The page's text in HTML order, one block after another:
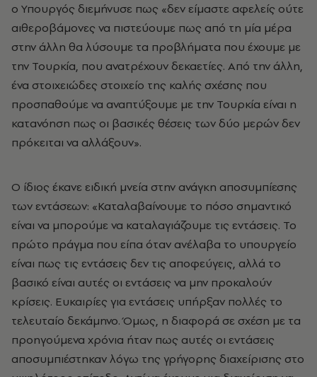
ο Υπουργός διεμήνυσε πως «δεν είμαστε αφελείς ούτε
αιθεροβάμονες να πιστεύουμε πως από τη μία μέρα
στην άλλη θα λύσουμε τα προβλήματα που έχουμε με
την Τουρκία, που ανατρέχουν δεκαετίες. Από την άλλη,
ένα στοιχειώδες στοιχείο της καλής σχέσης που
προσπαθούμε να αναπτύξουμε με την Τουρκία είναι η
κατανόηση πως οι βασικές θέσεις των δύο μερών δεν
πρόκειται να αλλάξουν».
Ο ίδιος έκανε ειδική μνεία στην ανάγκη αποσυμπίεσης
των εντάσεων: «Καταλαβαίνουμε το πόσο σημαντικό
είναι να μπορούμε να καταλαγιάζουμε τις εντάσεις. Το
πρώτο πράγμα που είπα όταν ανέλαβα το υπουργείο
είναι πως τις εντάσεις δεν τις αποφεύγεις, αλλά το
βασικό είναι αυτές οι εντάσεις να μην προκαλούν
κρίσεις. Ευκαιρίες για εντάσεις υπήρξαν πολλές το
τελευταίο δεκάμηνο. Όμως, η διαφορά σε σχέση με τα
προηγούμενα χρόνια ήταν πως αυτές οι εντάσεις
αποσυμπιέστηκαν λόγω της γρήγορης διαχείρισης στο